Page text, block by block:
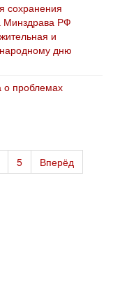
сохранения
Минздрава РФ
и
дню
о проблемах
5
Вперёд